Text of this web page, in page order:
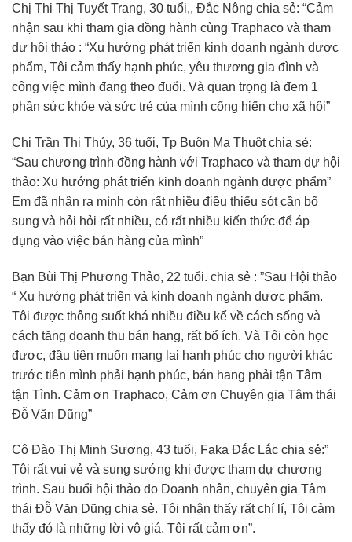
Chị Thi Thị Tuyết Trang, 30 tuổi,, Đắc Nông chia sẻ: “Cảm
nhận sau khi tham gia đồng hành cùng Traphaco và tham
dự hội thảo : “Xu hướng phát triển kinh doanh ngành dược
phẩm, Tôi cảm thấy hạnh phúc, yêu thương gia đình và
công việc mình đang theo đuổi. Và quan trọng là đem 1
phần sức khỏe và sức trẻ của mình cống hiến cho xã hội”
Chị Trần Thị Thủy, 36 tuổi, Tp Buôn Ma Thuột chia sẻ:
“Sau chương trình đồng hành với Traphaco và tham dự hội
thảo: Xu hướng phát triển kinh doanh ngành dược phẩm”
Em đã nhận ra mình còn rất nhiều điều thiếu sót cần bổ
sung và hỏi hỏi rất nhiều, có rất nhiều kiến thức để áp
dụng vào việc bán hàng của mình”
Bạn Bùi Thị Phương Thảo, 22 tuổi. chia sẻ : ”Sau Hội thảo
“ Xu hướng phát triển và kinh doanh ngành dược phẩm.
Tôi được thông suốt khá nhiều điều kể về cách sống và
cách tăng doanh thu bán hang, rất bổ ích. Và Tôi còn học
được, đầu tiên muốn mang lại hạnh phúc cho người khác
trước tiên mình phải hạnh phúc, bán hang phải tận Tâm
tận Tình. Cảm ơn Traphaco, Cảm ơn Chuyên gia Tâm thái
Đỗ Văn Dũng”
Cô Đào Thị Minh Sương, 43 tuổi, Faka Đắc Lắc chia sẻ:”
Tôi rất vui vẻ và sung sướng khi được tham dự chương
trình. Sau buổi hội thảo do Doanh nhân, chuyên gia Tâm
thái Đỗ Văn Dũng chia sẻ. Tôi nhận thấy rất chí lí, Tôi cảm
thấy đó là những lời vô giá. Tôi rất cảm ơn”.